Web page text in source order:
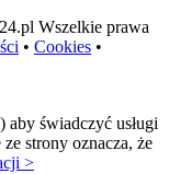
Wszelkie prawa
• Cookies •
aby świadczyć usługi
strony oznacza, że
>